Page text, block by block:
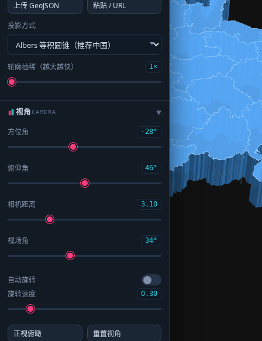
上传 GeoJSON
粘贴 / URL
投影方式
轮廓抽稀（越大越快） 1×
视角CAMERA ▶
方位角 -28°
俯仰角 46°
相机距离 3.10
视场角 34°
自动旋转
旋转速度
0.30
正视俯瞰 重置视角